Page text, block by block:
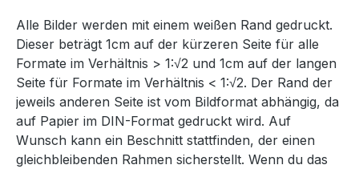
Alle Bilder werden mit einem weißen Rand gedruckt.
Dieser beträgt 1cm auf der kürzeren Seite für alle
Formate im Verhältnis > 1:√2 und 1cm auf der langen
Seite für Formate im Verhältnis < 1:√2. Der Rand der
jeweils anderen Seite ist vom Bildformat abhängig, da
auf Papier im DIN-Format gedruckt wird. Auf
Wunsch kann ein Beschnitt stattfinden, der einen
gleichbleibenden Rahmen sicherstellt. Wenn du das